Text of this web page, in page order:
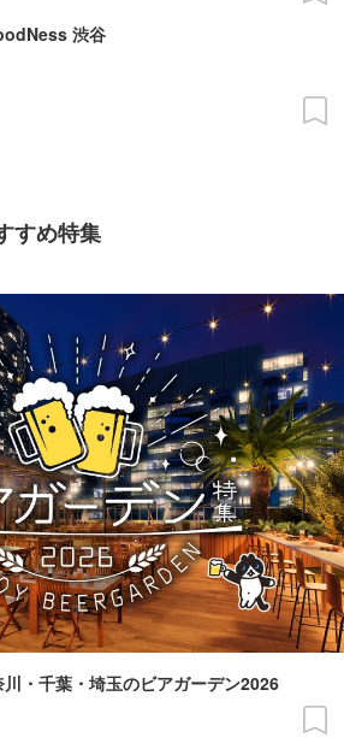
渋谷
すめ特集
川・千葉・埼玉のビアガーデン2026